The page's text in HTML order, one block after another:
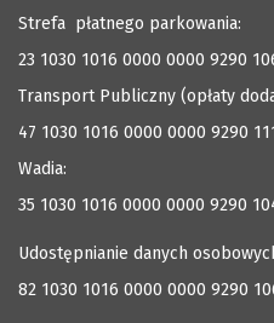
Strefa płatnego parkowania:
23 1030 1016 0000 0000 9290
Transport Publiczny (opłaty
47 1030 1016 0000 0000 9290
Wadia:
35 1030 1016 0000 0000 9290
Udostępnianie danych
82 1030 1016 0000 0000 9290